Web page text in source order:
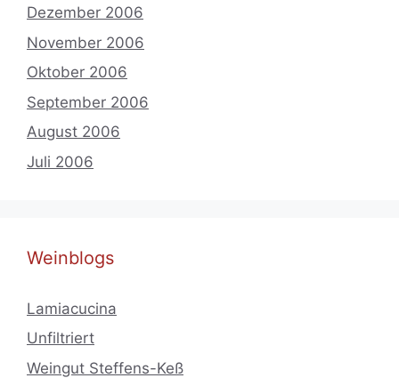
Dezember 2006
November 2006
Oktober 2006
September 2006
August 2006
Juli 2006
Weinblogs
Lamiacucina
Unfiltriert
Weingut Steffens-Keß